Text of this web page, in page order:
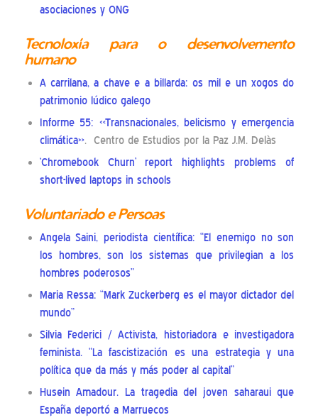
asociaciones y ONG
Tecnoloxía para o desenvolvemento
humano
A carrilana, a chave e a billarda: os mil e un xogos do
patrimonio lúdico galego
Informe 55: «Transnacionales, belicismo y emergencia
climática». Centro de Estudios por la Paz J.M. Delàs
‘Chromebook Churn’ report highlights problems of
short-lived laptops in schools
Voluntariado e Persoas
Angela Saini, periodista científica: “El enemigo no son
los hombres, son los sistemas que privilegian a los
hombres poderosos”
Maria Ressa: “Mark Zuckerberg es el mayor dictador del
mundo”
Silvia Federici / Activista, historiadora e investigadora
feminista. “La fascistización es una estrategia y una
política que da más y más poder al capital”
Husein Amadour. La tragedia del joven saharaui que
España deportó a Marruecos